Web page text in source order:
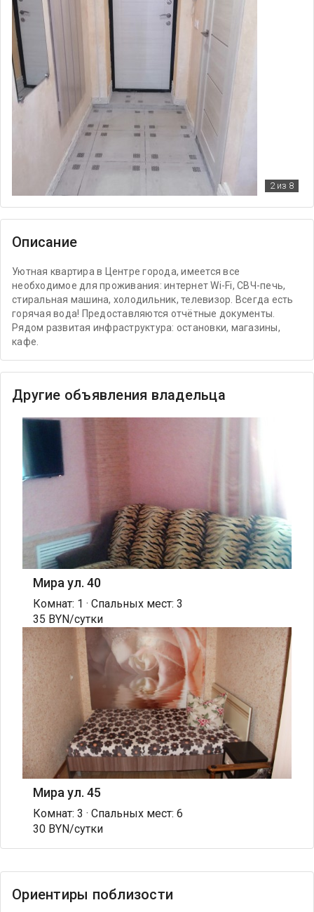
2из 8
Описание
Уютная квартира в Центре города, имеется все
необходимое для проживания: интернет Wi-Fi, СВЧ-печь,
стиральная машина, холодильник, телевизор. Всегда есть
горячая вода! Предоставляются отчётные документы.
Рядом развитая инфраструктура: остановки, магазины,
кафе.
Другие объявления владельца
Мира ул. 40
Комнат: 1 · Спальных мест: 3
35 BYN/сутки
Мира ул. 45
Комнат: 3 · Спальных мест: 6
30 BYN/сутки
Ориентиры поблизости